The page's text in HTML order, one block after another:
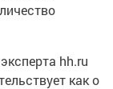
hh.ru
как о